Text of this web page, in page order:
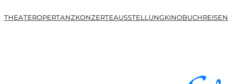
THEATEROPERTANZKONZERTEAUSSTELLUNGKINOBUCHREISEN